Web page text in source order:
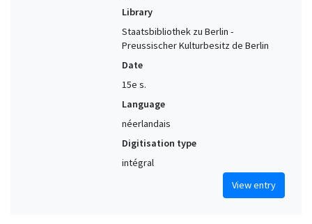
Library
Staatsbibliothek zu Berlin -
Preussischer Kulturbesitz de Berlin
Date
15e s.
Language
néerlandais
Digitisation type
intégral
View entry